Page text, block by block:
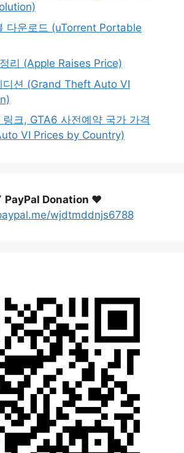
다운로드 (uTorrent Portable
리 (Apple Raises Price)
디션 (Grand Theft Auto VI
크, GTA6 사전예약 국가 가격
VI Prices by Country)
PayPal Donation ♥️
wjdtmddnjs6788